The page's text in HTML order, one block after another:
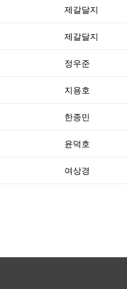
제갈달지
제갈달지
정우준
지용호
한종민
윤덕호
여상경